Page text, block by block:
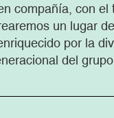
compañía, con el
un lugar
por la
del